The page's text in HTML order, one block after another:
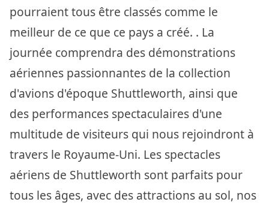
pourraient tous être classés comme le
meilleur de ce que ce pays a créé. . La
journée comprendra des démonstrations
aériennes passionnantes de la collection
d'avions d'époque Shuttleworth, ainsi que
des performances spectaculaires d'une
multitude de visiteurs qui nous rejoindront à
travers le Royaume-Uni. Les spectacles
aériens de Shuttleworth sont parfaits pour
tous les âges, avec des attractions au sol, nos